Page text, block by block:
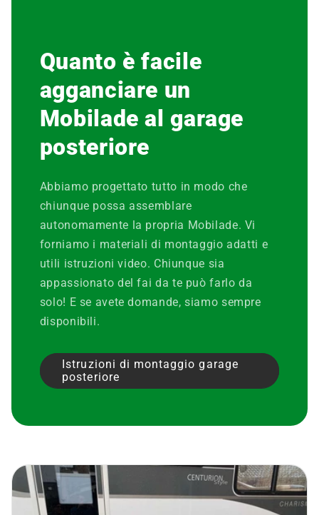
Quanto è facile
agganciare un
Mobilade al garage
posteriore
Abbiamo progettato tutto in modo che
chiunque possa assemblare
autonomamente la propria Mobilade. Vi
forniamo i materiali di montaggio adatti e
utili istruzioni video. Chiunque sia
appassionato del fai da te può farlo da
solo! E se avete domande, siamo sempre
disponibili.
Istruzioni di montaggio garage
posteriore